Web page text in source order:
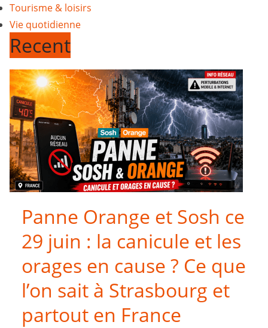
Tourisme & loisirs
Vie quotidienne
Recent
Panne Orange et Sosh ce
29 juin : la canicule et les
orages en cause ? Ce que
l’on sait à Strasbourg et
partout en France